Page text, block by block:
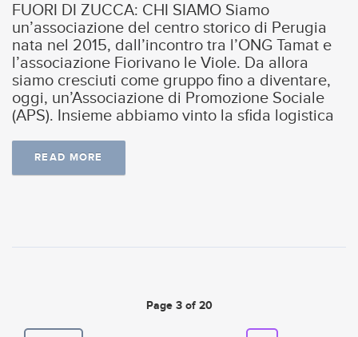
FUORI DI ZUCCA: CHI SIAMO Siamo
un’associazione del centro storico di Perugia
nata nel 2015, dall’incontro tra l’ONG Tamat e
l’associazione Fiorivano le Viole. Da allora
siamo cresciuti come gruppo fino a diventare,
oggi, un’Associazione di Promozione Sociale
(APS). Insieme abbiamo vinto la sfida logistica
READ MORE
Page 3 of 20